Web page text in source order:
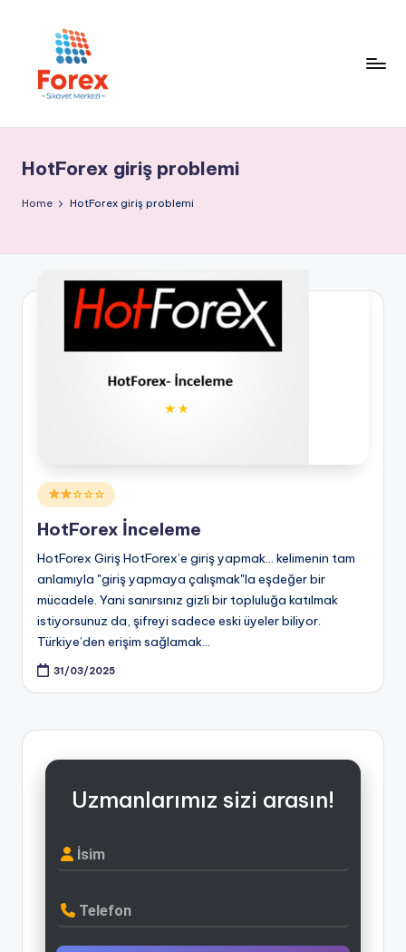
HotForex giriş problemi
Home HotForex giriş problemi
Posted
in
☆☆☆
HotForex İnceleme
HotForex Giriş HotForex’e giriş yapmak... kelimenin tam
anlamıyla "giriş yapmaya çalışmak"la eşdeğer bir
mücadele. Yani sanırsınız gizli bir topluluğa katılmak
istiyorsunuz da, şifreyi sadece eski üyeler biliyor.
Türkiye’den erişim sağlamak…
31/03/2025
Uzmanlarımız sizi arasın!
İsim
Telefon